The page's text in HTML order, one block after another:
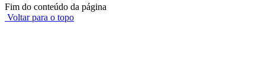
Fim do conteúdo da página
Voltar para o topo